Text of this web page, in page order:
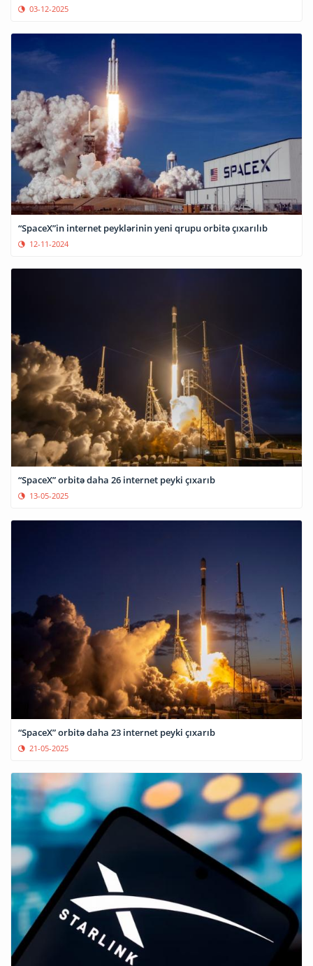
03-12-2025
“SpaceX”in internet peyklərinin yeni qrupu orbitə çıxarılıb
12-11-2024
“SpaceX” orbitə daha 26 internet peyki çıxarıb
13-05-2025
“SpaceX” orbitə daha 23 internet peyki çıxarıb
21-05-2025